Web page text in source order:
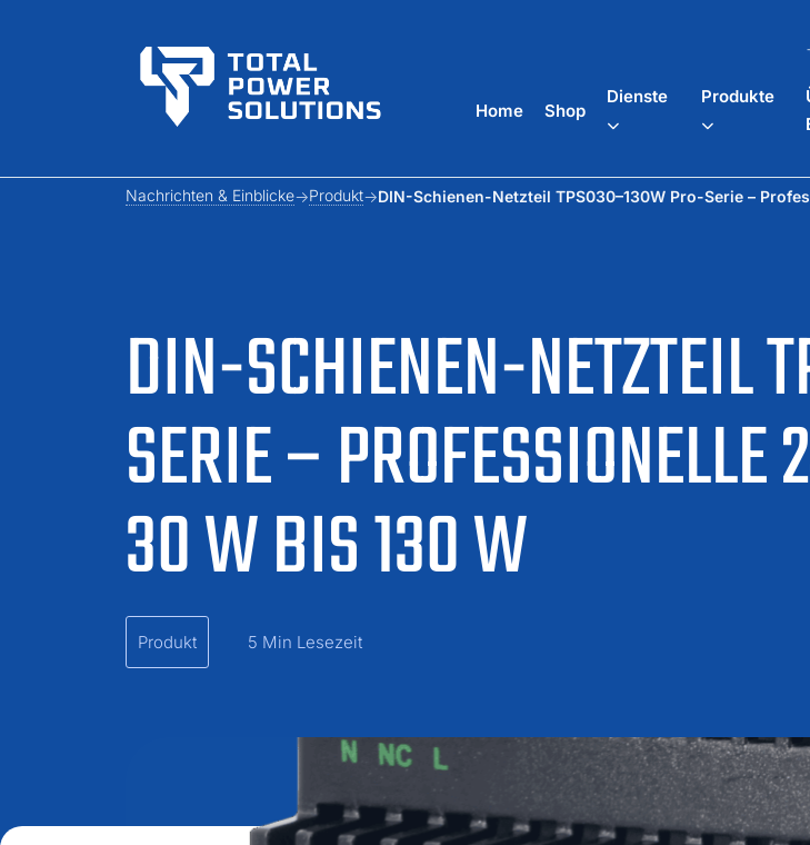
Home Shop
Dienste Produkte
DIN-SCHIENEN-NETZTEIL
SERIE –
30 W BIS 130 W
Nachrichten & Einblicke Produkt DIN-Schienen-Netzteil TPS030–130W Pro-Serie –
Produkt 5 Min Lesezeit